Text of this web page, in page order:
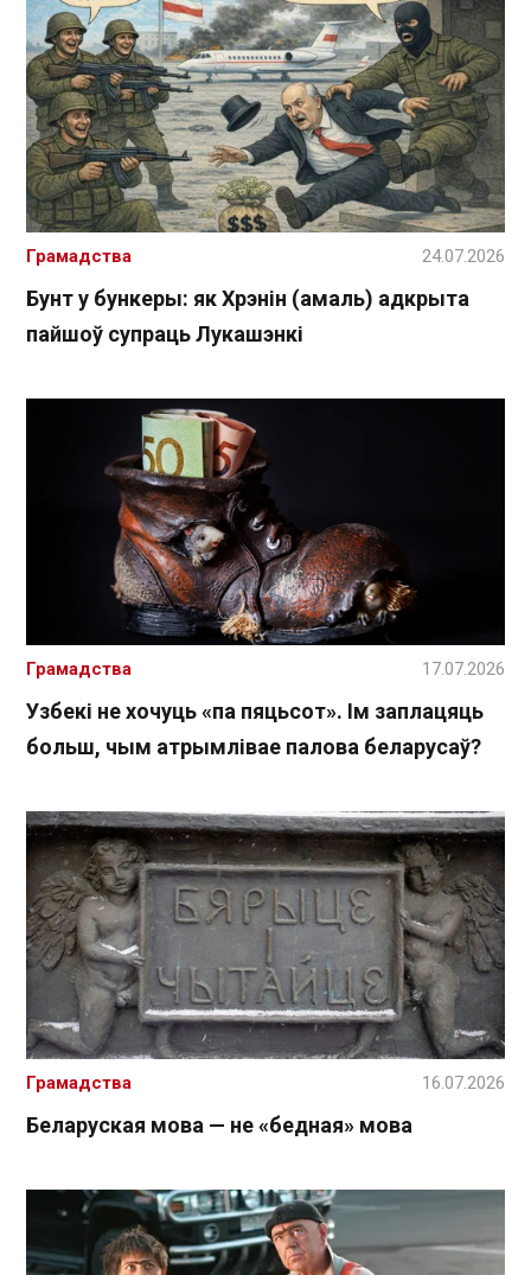
Бунт у бункеры: як Хрэнін (амаль) адкрыта
пайшоў супраць Лукашэнкі
Грамадства 24.07.2026
Узбекі не хочуць «па пяцьсот». Ім заплацяць
больш, чым атрымлівае палова беларусаў?
Грамадства 17.07.2026
Беларуская мова — не «бедная» мова
Грамадства 16.07.2026